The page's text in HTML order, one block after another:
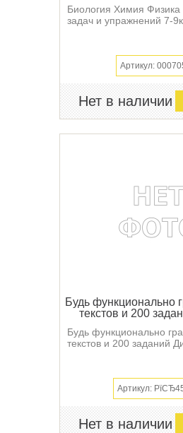
Биология Химия Физика
задач и упражнений 7-
Артикул:
Нет в наличии
Будь функционально
текстов и 200
Будь функционально
текстов и 200 заданий
Артикул:
Нет в наличии